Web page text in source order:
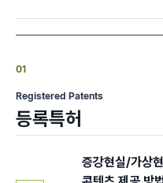
01
Registered Patents
등록특허
증강현실/가상